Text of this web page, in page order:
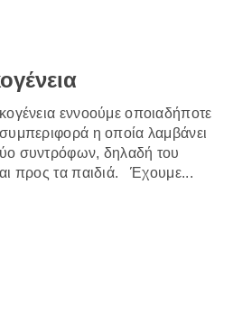
εννοούμε οποιαδήποτε
συμπεριφορά η οποία λαμβάνει
συντρόφων, δηλαδή του
προς τα παιδιά. Έχουμε...